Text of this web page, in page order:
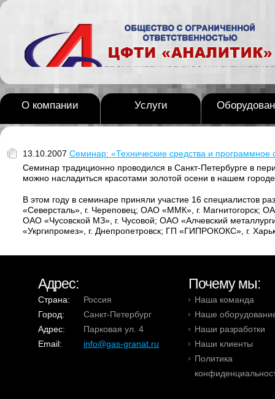
О компании Услуги
13.10.2007 Семинар: «Технические средства и программное
Семинар традиционно проводился в Санкт-Петербурге в
можно насладиться красотами золотой осени в нашем
В этом году в семинаре приняли участие 16 специалистов
«Северсталь», г. Череповец; ОАО «ММК», г. Магнитогорск;
ОАО «Чусовской МЗ», г. Чусовой; ОАО «Алчевский
«Укргипромез», г. Днепропетровск; ГП «ГИПРОКОКС», г.
Адрес:
Страна:
Россия
Город:
Санкт-Петербург
Адрес:
Парковая ул. 4
Email:
info@gas-granat.ru
Почему мы:
Наша команда
Наше
Наши разработки
Наши клиенты
Политика